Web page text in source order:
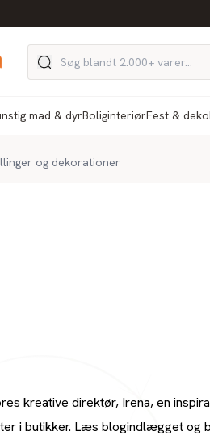
mad & dyrBoliginteriørFest & deko
og dekorationer
kreative direktør, Irena, en
i butikker. Læs blogindlægget og